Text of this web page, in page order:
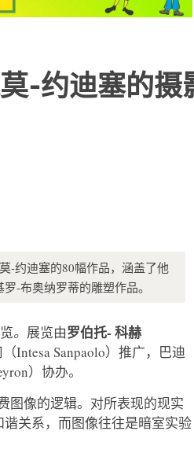
-约迪塞的摄
-约迪塞的80幅作品，涵盖了他
-布奥纳罗蒂的雕塑作品。
。 展览由罗伯托- 科赫
Intesa Sanpaolo）推广，巴迪
）协办。
图像的逻辑。对所表现的现实
关系，而图像往往是暗室实验